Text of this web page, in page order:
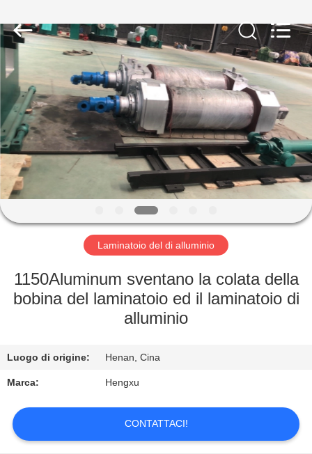
CASA
PRODOTTI
CHI
SIAMO
FATORY
CONTROLLO
CONTATTACI
RICHIEDERE
2022
steelrollingmills.com.
Rights
Laminatoio del di alluminio
1150Aluminum sventano la colata della
bobina del laminatoio ed il laminatoio di
alluminio
Luogo di origine: Henan, Cina
Marca: Hengxu
CONTATTACI!